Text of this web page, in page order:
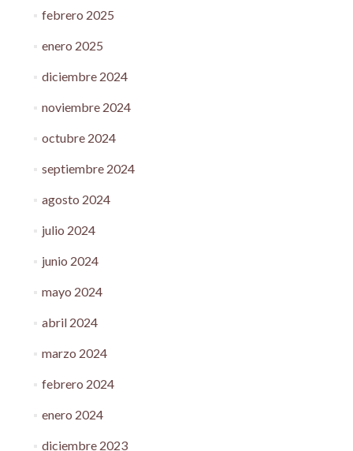
febrero 2025
enero 2025
diciembre 2024
noviembre 2024
octubre 2024
septiembre 2024
agosto 2024
julio 2024
junio 2024
mayo 2024
abril 2024
marzo 2024
febrero 2024
enero 2024
diciembre 2023